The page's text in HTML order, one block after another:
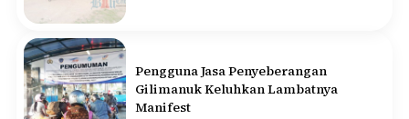
Pengguna Jasa Penyeberangan
Gilimanuk Keluhkan Lambatnya
Manifest